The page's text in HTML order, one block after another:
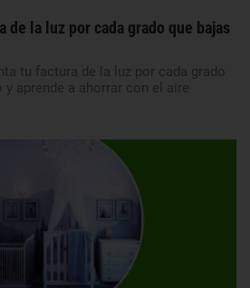
de la luz por cada grado que bajas
tu factura de la luz por cada grado
aprende a ahorrar con el aire